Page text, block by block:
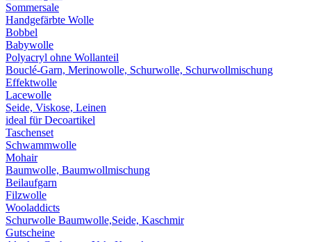
Sommersale
Handgefärbte Wolle
Bobbel
Babywolle
Polyacryl ohne Wollanteil
Bouclé-Garn, Merinowolle, Schurwolle, Schurwollmischung
Effektwolle
Lacewolle
Seide, Viskose, Leinen
ideal für Decoartikel
Taschenset
Schwammwolle
Mohair
Baumwolle, Baumwollmischung
Beilaufgarn
Filzwolle
Wooladdicts
Schurwolle Baumwolle,Seide, Kaschmir
Gutscheine